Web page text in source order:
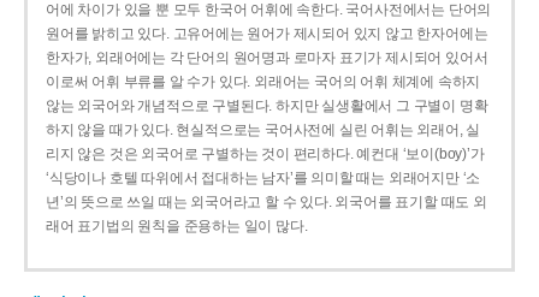
어에 차이가 있을 뿐 모두 한국어 어휘에 속한다. 국어사전에서는 단어의
원어를 밝히고 있다. 고유어에는 원어가 제시되어 있지 않고 한자어에는
한자가, 외래어에는 각 단어의 원어명과 로마자 표기가 제시되어 있어서
이로써 어휘 부류를 알 수가 있다. 외래어는 국어의 어휘 체계에 속하지
않는 외국어와 개념적으로 구별된다. 하지만 실생활에서 그 구별이 명확
하지 않을 때가 있다. 현실적으로는 국어사전에 실린 어휘는 외래어, 실
리지 않은 것은 외국어로 구별하는 것이 편리하다. 예컨대 ‘보이(boy)’가
‘식당이나 호텔 따위에서 접대하는 남자’를 의미할 때는 외래어지만 ‘소
년’의 뜻으로 쓰일 때는 외국어라고 할 수 있다. 외국어를 표기할 때도 외
래어 표기법의 원칙을 준용하는 일이 많다.